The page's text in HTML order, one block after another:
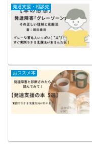
発達支援・相談先
おススメ本